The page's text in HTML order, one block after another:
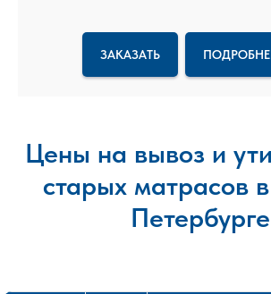
ЗАКАЗАТЬ
Цены на вывоз и
старых матрасов
Петербурге